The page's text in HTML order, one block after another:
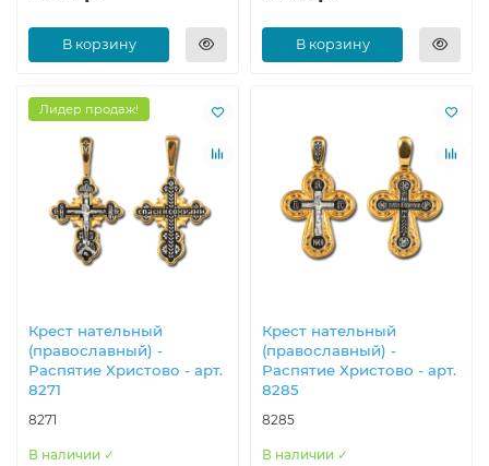
В корзину В корзину
Лидер продаж!
Крест нательный
(православный) -
Распятие Христово - арт.
8271
8271
В наличии ✓
Крест нательный
(православный) -
Распятие Христово - арт.
8285
8285
В наличии ✓